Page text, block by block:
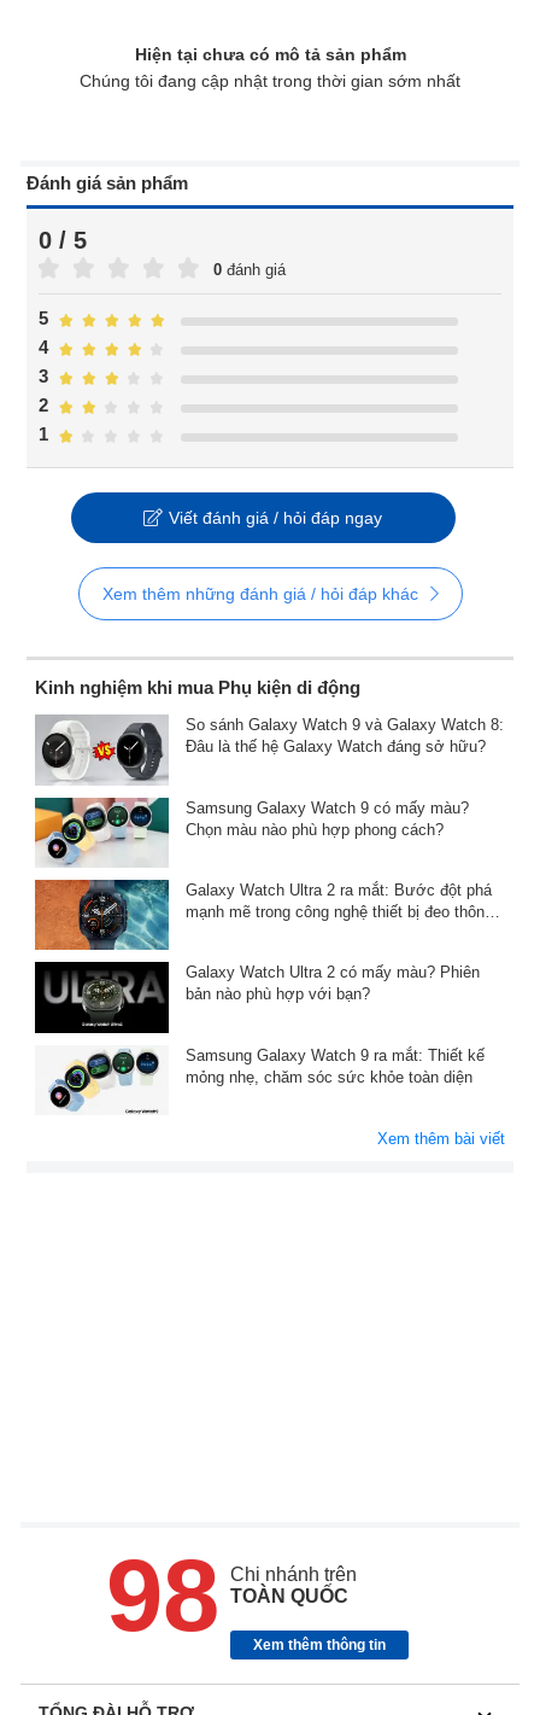
Hiện tại chưa có mô tả sản phẩm
Chúng tôi đang cập nhật trong thời gian sớm nhất
Đánh giá sản phẩm
0 / 5
0 đánh giá
1
2
3
4
5
Viết đánh giá / hỏi đáp ngay
Xem thêm những đánh giá / hỏi đáp khác
Kinh nghiệm khi mua Phụ kiện di động
So sánh Galaxy Watch 9 và Galaxy Watch 8:
Đâu là thế hệ Galaxy Watch đáng sở hữu?
Samsung Galaxy Watch 9 có mấy màu?
Chọn màu nào phù hợp phong cách?
Galaxy Watch Ultra 2 ra mắt: Bước đột phá
mạnh mẽ trong công nghệ thiết bị đeo thông
Galaxy Watch Ultra 2 có mấy màu? Phiên
bản nào phù hợp với bạn?
Samsung Galaxy Watch 9 ra mắt: Thiết kế
mỏng nhẹ, chăm sóc sức khỏe toàn diện
Xem thêm bài viết
98
Chi nhánh trên
TOÀN QUỐC
Xem thêm thông tin